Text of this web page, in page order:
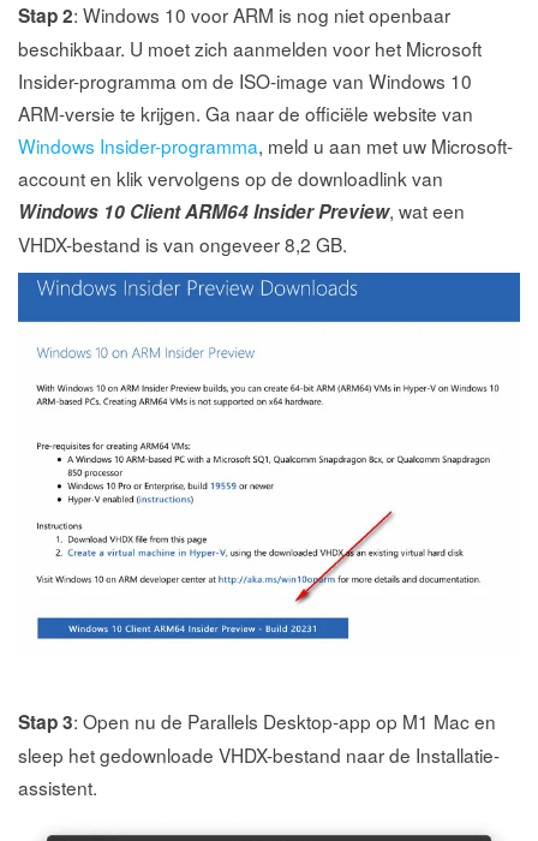
Stap 2: Windows 10 voor ARM is nog niet openbaar
beschikbaar. U moet zich aanmelden voor het Microsoft
Insider-programma om de ISO-image van Windows 10
ARM-versie te krijgen. Ga naar de officiële website van
Windows Insider-programma, meld u aan met uw Microsoft-
account en klik vervolgens op de downloadlink van
Windows 10 Client ARM64 Insider Preview, wat een
VHDX-bestand is van ongeveer 8,2 GB.
Stap 3: Open nu de Parallels Desktop-app op M1 Mac en
sleep het gedownloade VHDX-bestand naar de Installatie-
assistent.